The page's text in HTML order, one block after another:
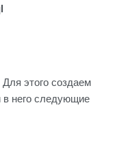
этого создаем
него следующие